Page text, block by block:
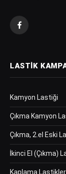
Facebook
LASTIK
Kamyon Lastiği
Çıkma Kamyon
Çıkma, 2.el Eski
İkinci El (Çıkma)
Kaplama Lastikler